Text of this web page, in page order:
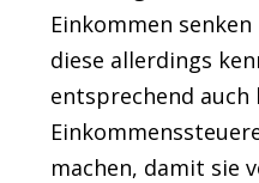
Einkommen
diese allerdings
entsprechend auch
machen, damit sie